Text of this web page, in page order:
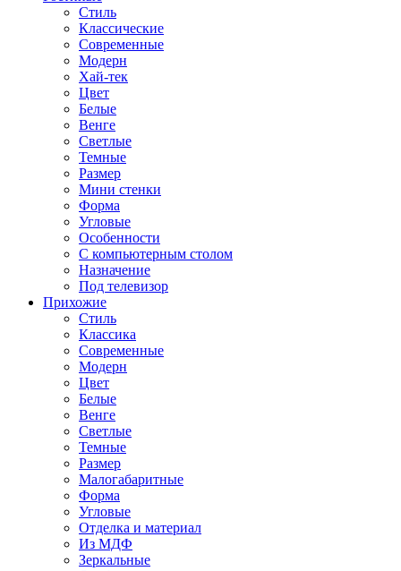
Стиль
Классические
Современные
Модерн
Хай-тек
Цвет
Белые
Венге
Светлые
Темные
Размер
Мини стенки
Форма
Угловые
Особенности
С компьютерным столом
Назначение
Под телевизор
Прихожие
Стиль
Классика
Современные
Модерн
Цвет
Белые
Венге
Светлые
Темные
Размер
Малогабаритные
Форма
Угловые
Отделка и материал
Из МДФ
Зеркальные